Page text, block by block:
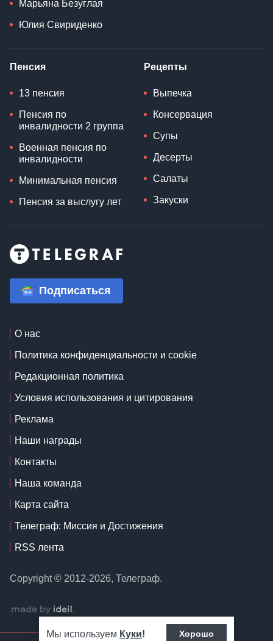
Мы используем Куки! Хорошо
Марьяна Безуглая
Юлия Свириденко
Пенсия
13 пенсия
Пенсия по
инвалидности 2 группа
Военная пенсия по
инвалидности
Минимальная пенсия
Пенсия за выслугу лет
Рецепты
Выпечка
Консервация
Супы
Десерты
Салаты
Закуски
Подписаться
О нас
Политика конфиденциальности и cookie
Редакционная политика
Условия использования и цитирования
Реклама
Наши награды
Контакты
Наша команда
Карта сайта
Телеграф: Миссия и Достижения
RSS лента
Copyright © 2012-2026, Телеграф.